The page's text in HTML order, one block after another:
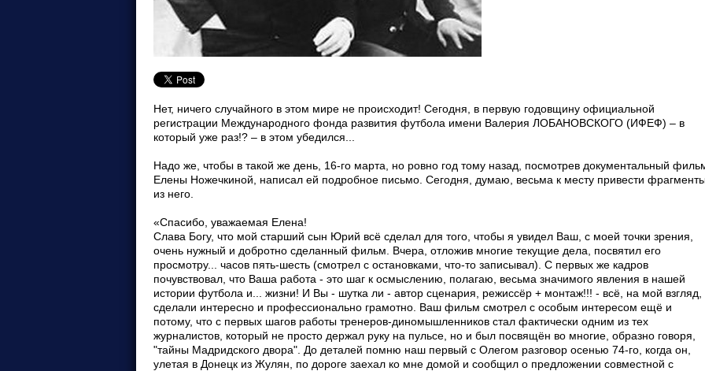
Нет, ничего случайного в этом мире не происходит! Сегодня, в первую годовщину официальной
регистрации Международного фонда развития футбола имени Валерия ЛОБАНОВСКОГО (ИФЕФ) – в
который уже раз!? – в этом убедился...
Надо же, чтобы в такой же день, 16-го марта, но ровно год тому назад, посмотрев документальный
Елены Ножечкиной, написал ей подробное письмо. Сегодня, думаю, весьма к месту привести
из него.
«Спасибо, уважаемая Елена!
Слава Богу, что мой старший сын Юрий всё сделал для того, чтобы я увидел Ваш, с моей точки зрения,
очень нужный и добротно сделанный фильм. Вчера, отложив многие текущие дела, посвятил его
просмотру... часов пять-шесть (смотрел с остановками, что-то записывал). С первых же кадров
почувствовал, что Ваша работа - это шаг к осмыслению, полагаю, весьма значимого явления в нашей
истории футбола и... жизни! И Вы - шутка ли - автор сценария, режиссёр + монтаж!!! - всё, на мой взгляд,
сделали интересно и профессионально грамотно. Ваш фильм смотрел с особым интересом ещё и
потому, что с первых шагов работы тренеров-диномышленников стал фактически одним из тех
журналистов, который не просто держал руку на пульсе, но и был посвящён во многие, образно говоря,
"тайны Мадридского двора". До деталей помню наш первый с Олегом разговор осенью 74-го, когда он,
улетая в Донецк из Жулян, по дороге заехал ко мне домой и сообщил о предложении совместной с